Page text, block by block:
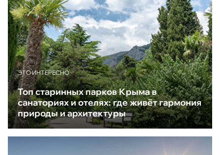
ЭТО ИНТЕРЕСНО
Топ старинных парков Крыма в
санаториях и отелях: где живёт гармония
природы и архитектуры